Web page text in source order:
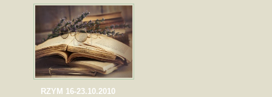
RZYM 16-23.10.2010